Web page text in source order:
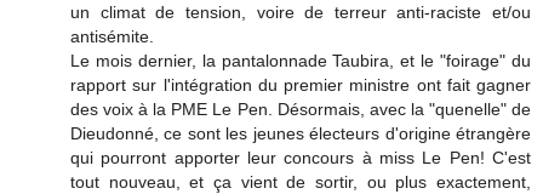
un climat de tension, voire de terreur anti-raciste et/ou
antisémite.
Le mois dernier, la pantalonnade Taubira, et le "foirage" du
rapport sur l'intégration du premier ministre ont fait gagner
des voix à la PME Le Pen. Désormais, avec la "quenelle" de
Dieudonné, ce sont les jeunes électeurs d'origine étrangère
qui pourront apporter leur concours à miss Le Pen! C'est
tout nouveau, et ça vient de sortir, ou plus exactement,